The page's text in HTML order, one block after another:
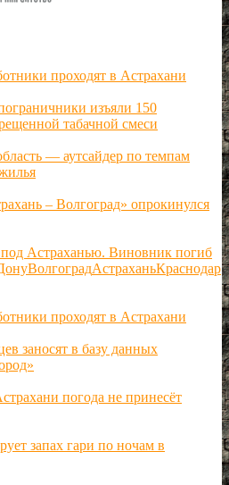
проходят в Астрахани
изъяли 150
табачной смеси
— аутсайдер по темпам
– Волгоград» опрокинулся
Астраханью. Виновник погиб
ВолгоградАстраханьКраснодар
проходят в Астрахани
заносят в базу данных
погода не принесёт
запах гари по ночам в